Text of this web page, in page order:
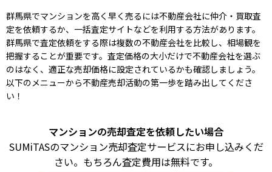
群馬県でマンションを高く早く売るには不動産会社に仲介・買取査
定を依頼するか、一括査定サイトなどを利用する方法があります。
群馬県で査定依頼をする際は複数の不動産会社を比較し、相場観を
把握することが重要です。査定価格の大小だけで不動産会社を選ぶ
のはなく、適正な売却価格に設定されているかも確認しましょう。
以下のメニューから不動産売却活動の第一歩を踏み出してくださ
い！
マンションの売却査定を依頼したい場合
SUMiTASのマンション売却査定サービスにお申し込みくだ
さい。もちろん査定費用は無料です。